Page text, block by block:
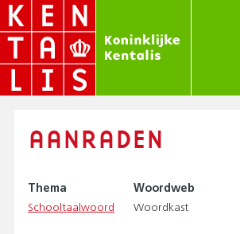
Overslaan
en
de
inhoud
AANRADEN
Thema
Schooltaalwoord
Woordweb
Woordkast